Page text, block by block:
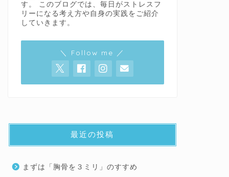
す。 このブログでは、毎日がストレスフ
リーになる考え方や自身の実践をご紹介
していきます。
＼ Follow me ／
最近の投稿
まずは「胸骨を３ミリ」のすすめ